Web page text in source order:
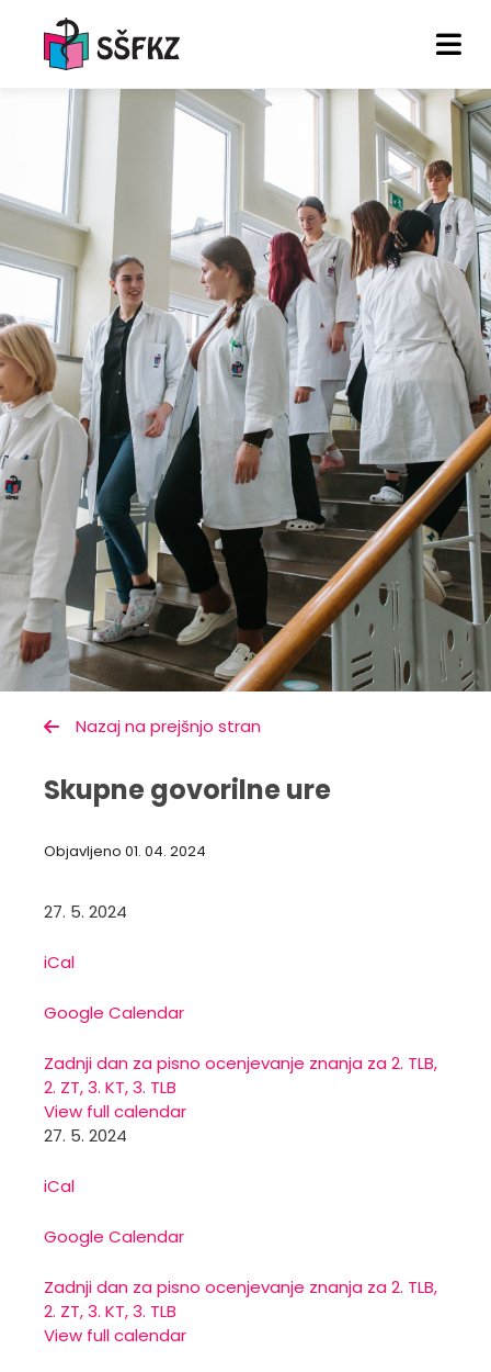
Nazaj na prejšnjo stran
Skupne govorilne ure
Objavljeno 01. 04. 2024
27. 5. 2024
iCal
Google Calendar
Zadnji dan za pisno ocenjevanje znanja za 2. TLB,
2. ZT, 3. KT, 3. TLB
View full calendar
27. 5. 2024
iCal
Google Calendar
Zadnji dan za pisno ocenjevanje znanja za 2. TLB,
2. ZT, 3. KT, 3. TLB
View full calendar